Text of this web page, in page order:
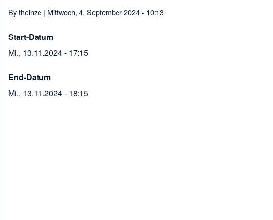
Pfadnavigation
Bytheinze | Mittwoch, 4. September 2024 - 10:13
Start-Datum
Mi., 13.11.2024 - 17:15
End-Datum
Mi., 13.11.2024 - 18:15